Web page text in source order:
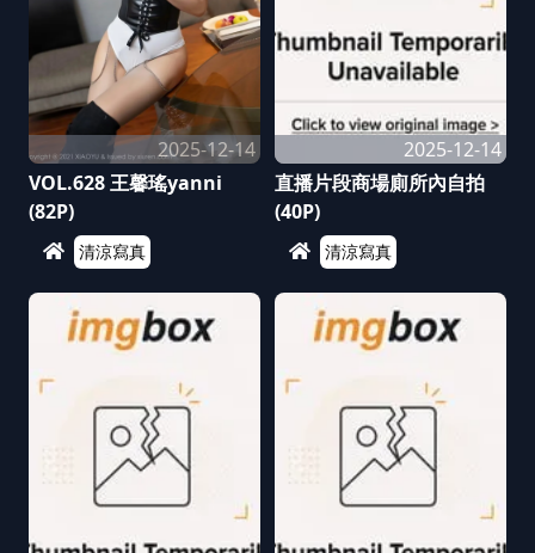
2025-12-14
VOL.628 王馨瑤yanni
(82P)
清涼寫真
2025-12-14
直播片段商場廁所內自拍
(40P)
清涼寫真